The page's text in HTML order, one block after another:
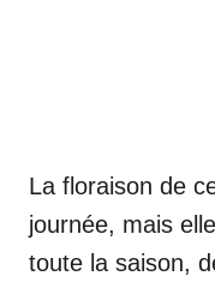
La floraison de
journée, mais
toute la saison,